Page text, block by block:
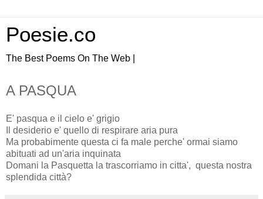
Poesie.co
The Best Poems On The Web |
A PASQUA
E' pasqua e il cielo e' grigio
Il desiderio e' quello di respirare aria pura
Ma probabimente questa ci fa male perche' ormai siamo
abituati ad un'aria inquinata
Domani la Pasquetta la trascorriamo in citta', questa nostra
splendida città?